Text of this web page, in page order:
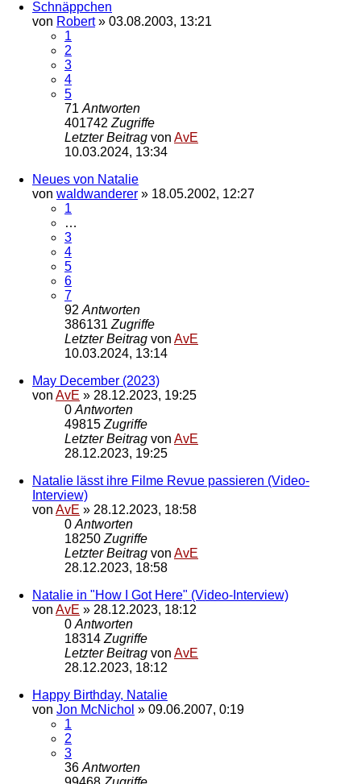
Schnäppchen
von Robert» 03.08.2003, 13:21
1
2
3
4
5
71 Antworten
401742 Zugriffe
Letzter Beitrag von AvE
10.03.2024, 13:34
Neues von Natalie
von waldwanderer » 18.05.2002, 12:27
1
…
3
4
5
6
7
92 Antworten
386131 Zugriffe
Letzter Beitrag von AvE
10.03.2024, 13:14
May December (2023)
von AvE » 28.12.2023, 19:25
0 Antworten
49815 Zugriffe
Letzter Beitrag von AvE
28.12.2023, 19:25
Natalie lässt ihre Filme Revue passieren (Video-
Interview)
von AvE » 28.12.2023, 18:58
0 Antworten
18250 Zugriffe
Letzter Beitrag von AvE
28.12.2023, 18:58
Natalie in "How I Got Here" (Video-Interview)
von AvE » 28.12.2023, 18:12
0 Antworten
18314 Zugriffe
Letzter Beitrag von AvE
28.12.2023, 18:12
Happy Birthday, Natalie
von Jon McNichol » 09.06.2007, 0:19
1
2
3
36 Antworten